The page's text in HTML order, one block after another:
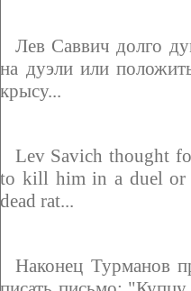
Лев Саввич долго
на дуэли или
крысу...
Lev Savich thought
to kill him in a duel or
dead rat...
Наконец Турманов